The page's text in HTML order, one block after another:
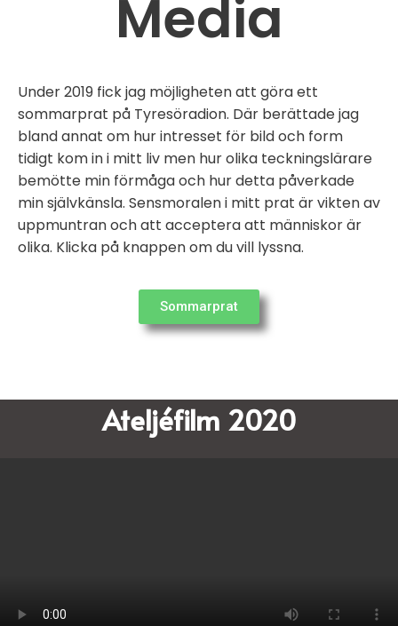
Media
Under 2019 fick jag möjligheten att göra ett
sommarprat på Tyresöradion. Där berättade jag
bland annat om hur intresset för bild och form
tidigt kom in i mitt liv men hur olika teckningslärare
bemötte min förmåga och hur detta påverkade
min självkänsla. Sensmoralen i mitt prat är vikten av
uppmuntran och att acceptera att människor är
olika. Klicka på knappen om du vill lyssna.
Sommarprat
Ateljéfilm 2020